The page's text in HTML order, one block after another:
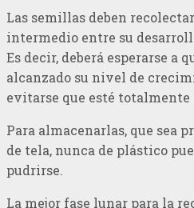
Las semillas deben
intermedio entre su
Es decir, deberá esperarse a
alcanzado su nivel de
evitarse que esté totalmente
Para almacenarlas, que sea
de tela, nunca de plástico
pudrirse.
La mejor fase lunar para la